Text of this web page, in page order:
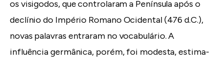
os visigodos, que controlaram a Península após o
declínio do Império Romano Ocidental (476 d.C.),
novas palavras entraram no vocabulário. A
influência germânica, porém, foi modesta, estima-